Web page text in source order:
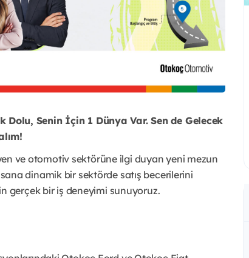
Senin İçin 1 Dünya Var. Sen de Gelecek
ve otomotiv sektörüne ilgi duyan yeni mezun
dinamik bir sektörde satış becerilerini
gerçek bir iş deneyimi sunuyoruz.